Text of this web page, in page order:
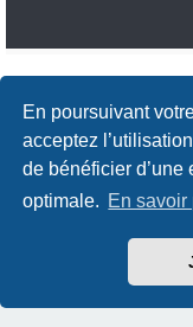
En poursuivant
acceptez
de bénéficier
optimale. En
Accueil Forum-
Powered by phpBB™
Traduction française